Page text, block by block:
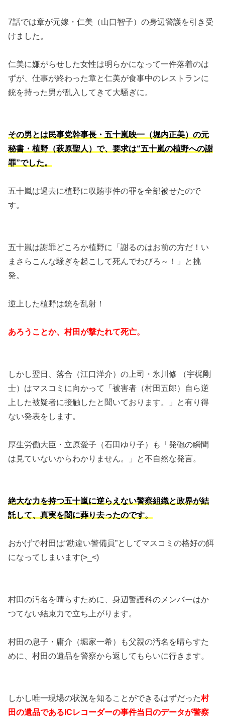
7話では章が元嫁・仁美（山口智子）の身辺警護を引き受
けました。
仁美に嫌がらせした女性は明らかになって一件落着のは
ずが、仕事が終わった章と仁美が食事中のレストランに
銃を持った男が乱入してきて大騒ぎに。
その男とは民事党幹事長・五十嵐映一（堀内正美）の元
秘書・植野（萩原聖人）で、要求は“五十嵐の植野への謝
罪”でした。
五十嵐は過去に植野に収賄事件の罪を全部被せたので
す。
五十嵐は謝罪どころか植野に「謝るのはお前の方だ！い
まさらこんな騒ぎを起こして死んでわびろ～！」と挑
発。
逆上した植野は銃を乱射！
あろうことか、村田が撃たれて死亡。
しかし翌日、落合（江口洋介）の上司・氷川修 （宇梶剛
士）はマスコミに向かって「被害者（村田五郎）自ら逆
上した被疑者に接触したと聞いております。」と有り得
ない発表をします。
厚生労働大臣・立原愛子（石田ゆり子）も「発砲の瞬間
は見ていないからわかりません。」と不自然な発言。
絶大な力を持つ五十嵐に逆らえない警察組織と政界が結
託して、真実を闇に葬り去ったのです。
おかげで村田は“勘違い警備員”としてマスコミの格好の餌
になってしまいます(>_<)
村田の汚名を晴らすために、身辺警護科のメンバーはか
つてない結束力で立ち上がります。
村田の息子・庸介（堀家一希）も父親の汚名を晴らすた
めに、村田の遺品を警察から返してもらいに行きます。
しかし唯一現場の状況を知ることができるはずだった村
田の遺品であるICレコーダーの事件当日のデータが警察